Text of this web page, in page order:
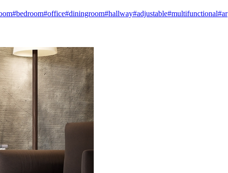
#bedroom#office#diningroom#hallway#adjustable#multifunctional#ar